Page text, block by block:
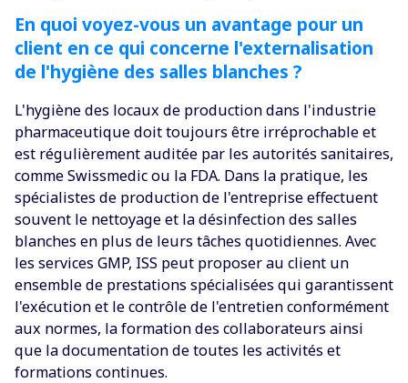
En quoi voyez-vous un avantage pour un
client en ce qui concerne l'externalisation
de l'hygiène des salles blanches ?
L'hygiène des locaux de production dans l'industrie
pharmaceutique doit toujours être irréprochable et
est régulièrement auditée par les autorités sanitaires,
comme Swissmedic ou la FDA. Dans la pratique, les
spécialistes de production de l'entreprise effectuent
souvent le nettoyage et la désinfection des salles
blanches en plus de leurs tâches quotidiennes. Avec
les services GMP, ISS peut proposer au client un
ensemble de prestations spécialisées qui garantissent
l'exécution et le contrôle de l'entretien conformément
aux normes, la formation des collaborateurs ainsi
que la documentation de toutes les activités et
formations continues.